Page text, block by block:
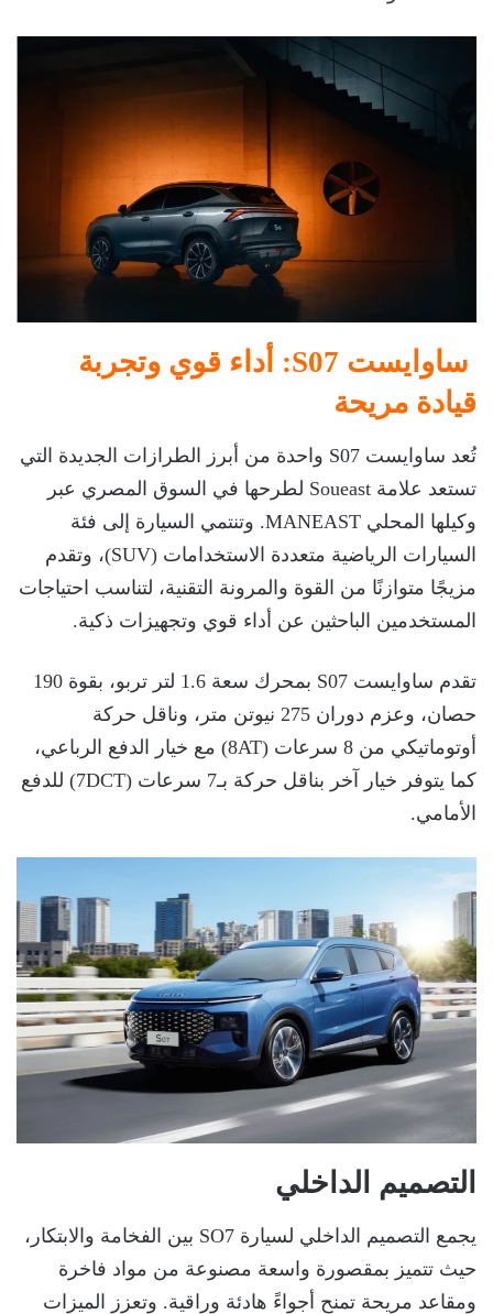
ساوايست S07: أداء قوي وتجربة
قيادة مريحة
تُعد ساوايست S07 واحدة من أبرز الطرازات الجديدة التي
تستعد علامة Soueast لطرحها في السوق المصري عبر
وكيلها المحلي MANEAST. وتنتمي السيارة إلى فئة
السيارات الرياضية متعددة الاستخدامات (SUV)، وتقدم
مزيجًا متوازنًا من القوة والمرونة التقنية، لتناسب احتياجات
المستخدمين الباحثين عن أداء قوي وتجهيزات ذكية.
تقدم ساوايست S07 بمحرك سعة 1.6 لتر تربو، بقوة 190
حصان، وعزم دوران 275 نيوتن متر، وناقل حركة
أوتوماتيكي من 8 سرعات (8AT) مع خيار الدفع الرباعي،
كما يتوفر خيار آخر بناقل حركة بـ7 سرعات (7DCT) للدفع
الأمامي.
التصميم الداخلي
يجمع التصميم الداخلي لسيارة SO7 بين الفخامة والابتكار،
حيث تتميز بمقصورة واسعة مصنوعة من مواد فاخرة
ومقاعد مريحة تمنح أجواءً هادئة وراقية. وتعزز الميزات